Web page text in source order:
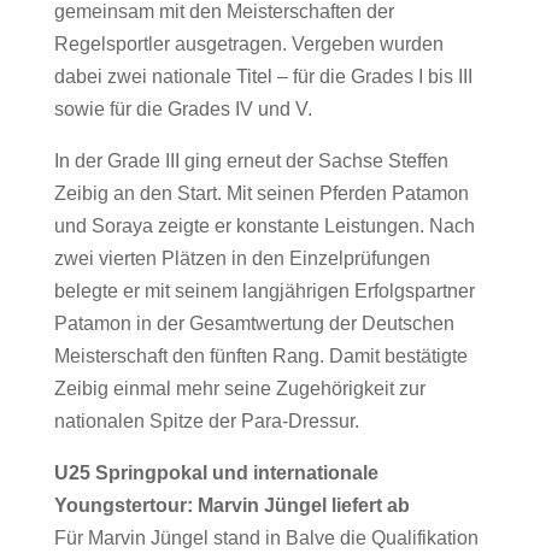
gemeinsam mit den Meisterschaften der
Regelsportler ausgetragen. Vergeben wurden
dabei zwei nationale Titel – für die Grades I bis III
sowie für die Grades IV und V.
In der Grade III ging erneut der Sachse Steffen
Zeibig an den Start. Mit seinen Pferden Patamon
und Soraya zeigte er konstante Leistungen. Nach
zwei vierten Plätzen in den Einzelprüfungen
belegte er mit seinem langjährigen Erfolgspartner
Patamon in der Gesamtwertung der Deutschen
Meisterschaft den fünften Rang. Damit bestätigte
Zeibig einmal mehr seine Zugehörigkeit zur
nationalen Spitze der Para-Dressur.
U25 Springpokal und internationale
Youngstertour: Marvin Jüngel liefert ab
Für Marvin Jüngel stand in Balve die Qualifikation